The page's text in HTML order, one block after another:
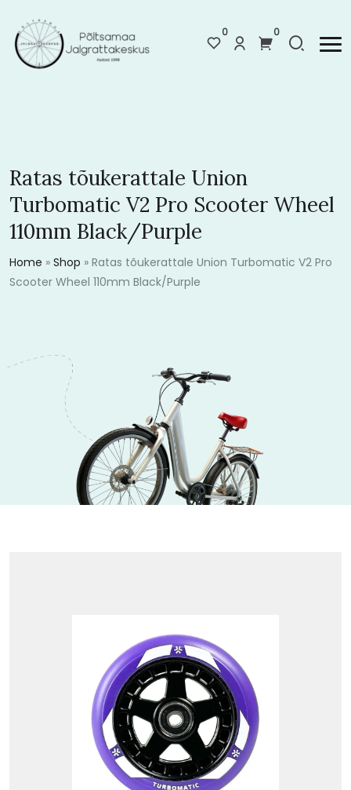
0 0
Ratas tõukerattale Union
Turbomatic V2 Pro Scooter Wheel
110mm Black/Purple
Home » Shop » Ratas tõukerattale Union Turbomatic V2 Pro
Scooter Wheel 110mm Black/Purple